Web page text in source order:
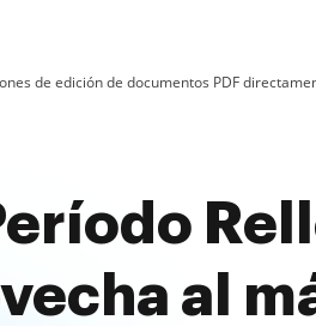
de edición de documentos PDF
al